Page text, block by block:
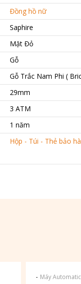
Đồng hồ nữ
Saphire
Mặt Đỏ
Gỗ
Gỗ Trắc Nam Phi (
29mm
3 ATM
1 năm
Hộp - Túi - Thẻ bảo
- Máy Automatic